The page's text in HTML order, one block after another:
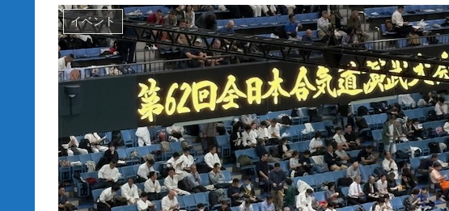
イベント